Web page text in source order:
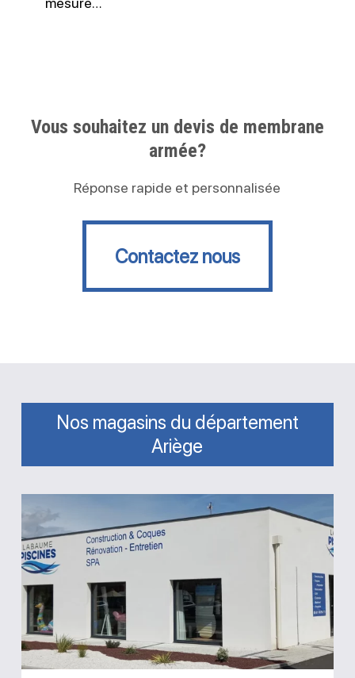
Vous souhaitez un devis de membrane
armée?
Réponse rapide et personnalisée
Contactez nous
Contactez nous
Nos magasins du département
Ariège
Magasin
Saint-
Jean-
du-
Falga